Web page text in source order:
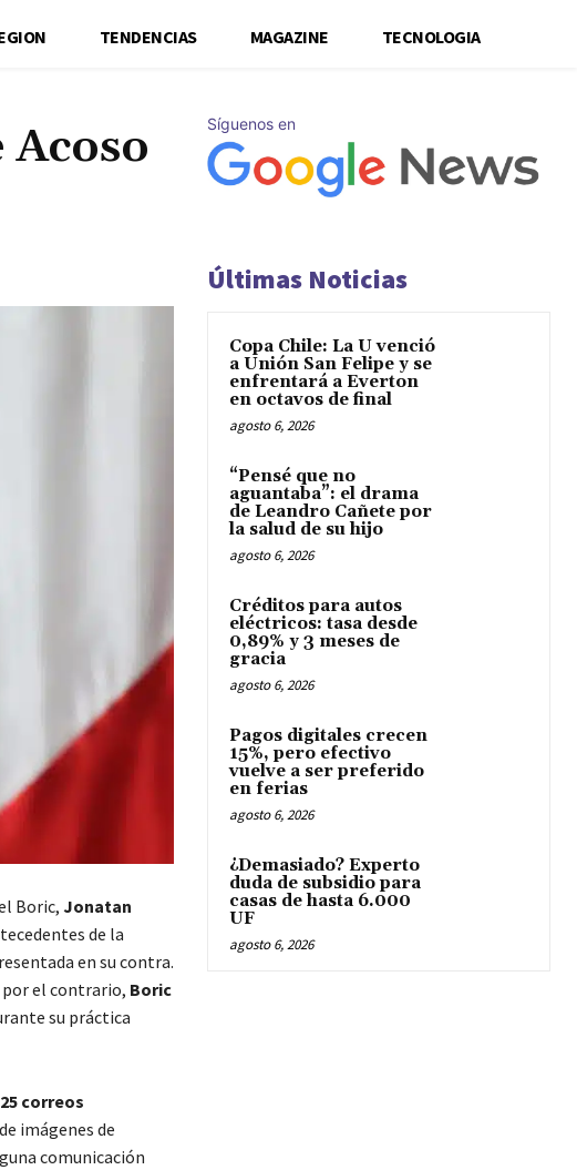
TENDENCIAS MAGAZINE TECNOLOGIA
Boric,Jonatan
de la
en su contra.
por el contrario, Boric
su práctica
25 correos
imágenes de
comunicación
Síguenos en
Últimas Noticias
Copa Chile: La U venció
a Unión San Felipe y se
enfrentará a Everton
en octavos de final
agosto 6, 2026
“Pensé que no
aguantaba”: el drama
de Leandro Cañete por
la salud de su hijo
agosto 6, 2026
Créditos para autos
eléctricos: tasa desde
0,89% y 3 meses de
gracia
agosto 6, 2026
Pagos digitales crecen
15%, pero efectivo
vuelve a ser preferido
en ferias
agosto 6, 2026
¿Demasiado? Experto
duda de subsidio para
casas de hasta 6.000
UF
agosto 6, 2026